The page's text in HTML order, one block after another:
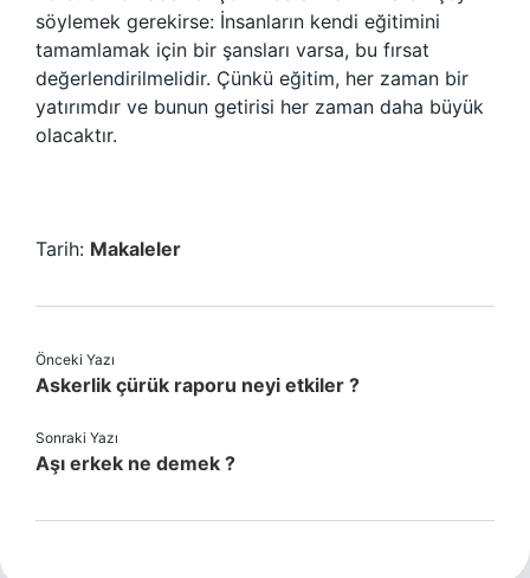
söylemek gerekirse: İnsanların kendi eğitimini
tamamlamak için bir şansları varsa, bu fırsat
değerlendirilmelidir. Çünkü eğitim, her zaman bir
yatırımdır ve bunun getirisi her zaman daha büyük
olacaktır.
Tarih: Makaleler
Önceki Yazı
Askerlik çürük raporu neyi etkiler ?
Sonraki Yazı
Aşı erkek ne demek ?